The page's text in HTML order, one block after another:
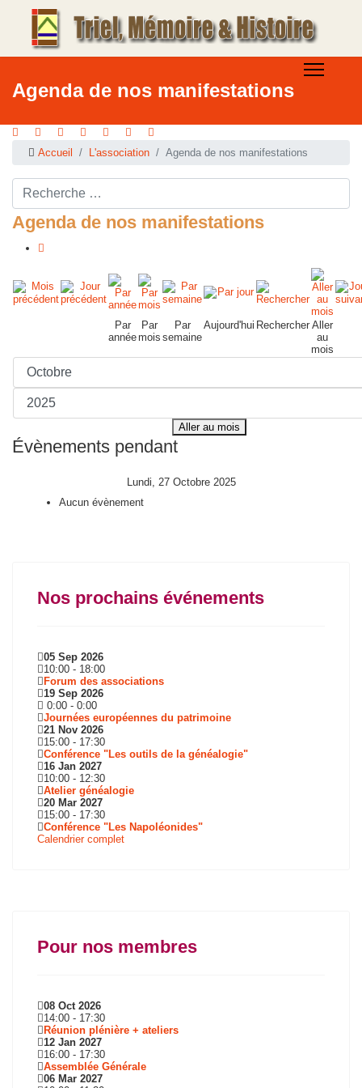
Agenda de nos manifestations
Accueil L'association Agenda de nos manifestations
Rechercher ...
Agenda de nos manifestations
Par
année
Par
mois
Par
semaine
Aujourd'hui Rechercher Aller
au
mois
Aller au mois
Évènements pendant
Lundi, 27 Octobre 2025
Aucun évènement
Nos prochains événements
05 Sep 2026
10:00 - 18:00
Forum des associations
19 Sep 2026
0:00 - 0:00
Journées européennes du patrimoine
21 Nov 2026
15:00 - 17:30
Conférence "Les outils de la généalogie"
16 Jan 2027
10:00 - 12:30
Atelier généalogie
20 Mar 2027
15:00 - 17:30
Conférence "Les Napoléonides"
Calendrier complet
Pour nos membres
08 Oct 2026
14:00 - 17:30
Réunion plénière + ateliers
12 Jan 2027
16:00 - 17:30
Assemblée Générale
06 Mar 2027